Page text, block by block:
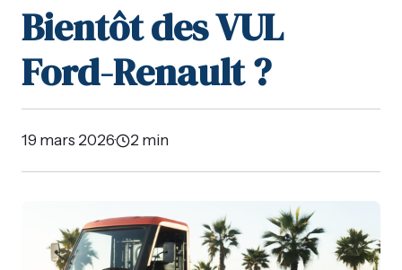
Bientôt des VUL
Ford-Renault ?
19 mars 2026· 2 min